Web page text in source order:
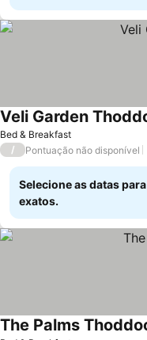
Bed & Breakfast
Veli Garden
/ Pontuação não disponível
Selecione as datas
exatos.
The Palms